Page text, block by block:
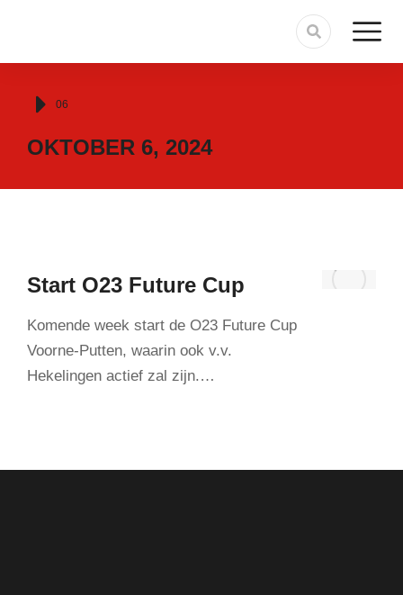
Je bent hier:
06
OKTOBER 6, 2024
Start O23 Future Cup
Komende week start de O23 Future Cup
Voorne-Putten, waarin ook v.v.
Hekelingen actief zal zijn.…